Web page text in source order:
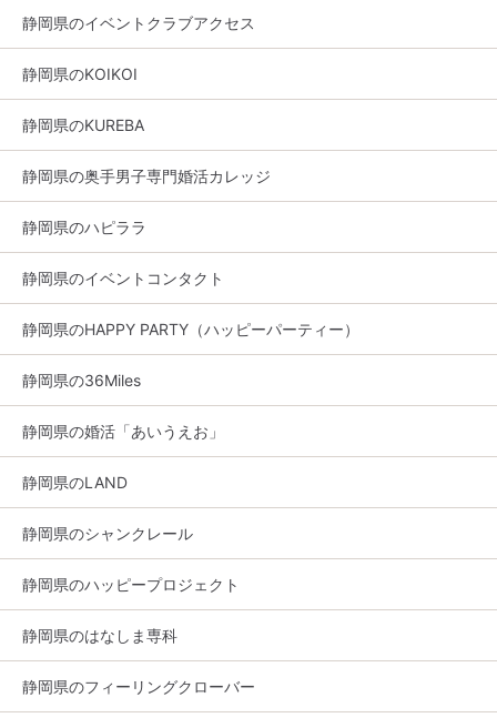
静岡県のイベントクラブアクセス
静岡県のKOIKOI
静岡県のKUREBA
静岡県の奥手男子専門婚活カレッジ
静岡県のハピララ
静岡県のイベントコンタクト
静岡県のHAPPY PARTY（ハッピーパーティー）
静岡県の36Miles
静岡県の婚活「あいうえお」
静岡県のLAND
静岡県のシャンクレール
静岡県のハッピープロジェクト
静岡県のはなしま専科
静岡県のフィーリングクローバー